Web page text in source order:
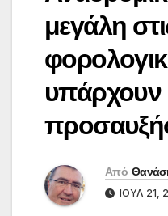
μεγάλη
υπάρχουν
Από
ΙΟΎΛ 21,